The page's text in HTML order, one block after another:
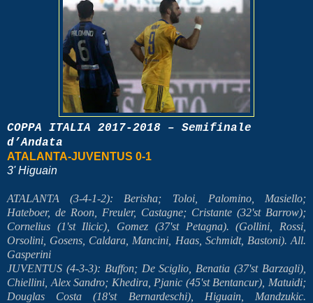
COPPA ITALIA 2017-2018 – Semifinale
d’Andata
ATALANTA-JUVENTUS 0-1
3' Higuain
ATALANTA (3-4-1-2): Berisha; Toloi, Palomino, Masiello;
Hateboer, de Roon, Freuler, Castagne; Cristante (32'st Barrow);
Cornelius (1'st Ilicic), Gomez (37'st Petagna). (Gollini, Rossi,
Orsolini, Gosens, Caldara, Mancini, Haas, Schmidt, Bastoni). All.
Gasperini
JUVENTUS (4-3-3): Buffon; De Sciglio, Benatia (37'st Barzagli),
Chiellini, Alex Sandro; Khedira, Pjanic (45'st Bentancur), Matuidi;
Douglas Costa (18'st Bernardeschi), Higuain, Mandzukic.